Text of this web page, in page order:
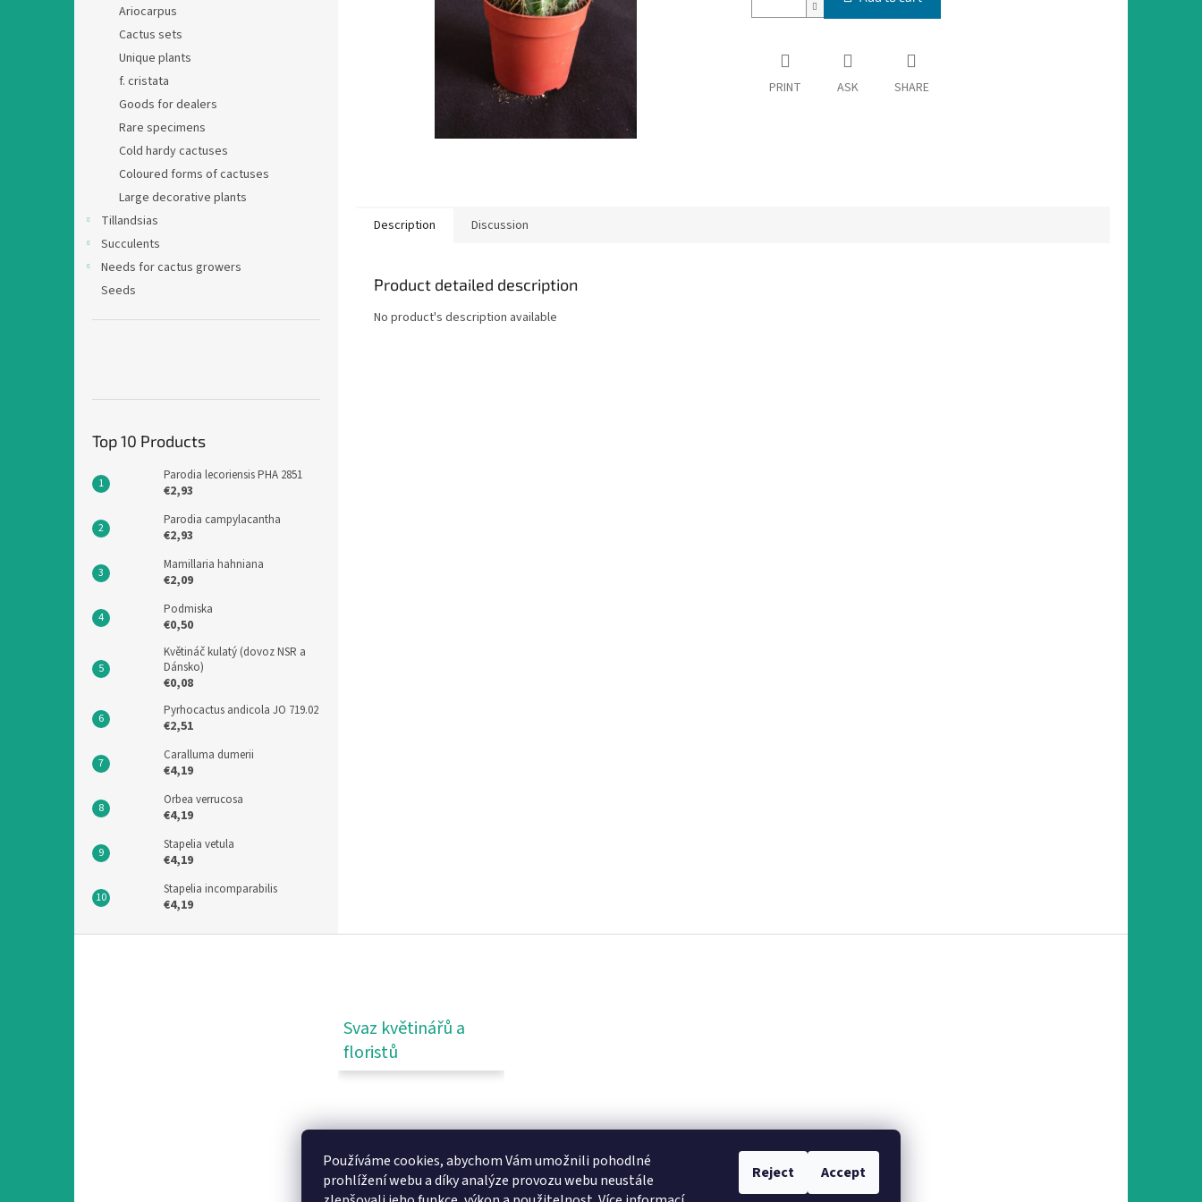
Používáme cookies, abychom Vám umožnili pohodlné
prohlížení webu a díky analýze provozu webu neustále
Reject Accept
Ariocarpus
Cactus sets
Unique plants
f. cristata
Goods for dealers
Rare specimens
Cold hardy cactuses
Coloured forms of cactuses
Large decorative plants
Tillandsias
Succulents
Needs for cactus growers
Seeds
Top 10 Products
Parodia lecoriensis PHA 2851
€2,93
Parodia campylacantha
€2,93
Mamillaria hahniana
€2,09
Podmiska
€0,50
Květináč kulatý (dovoz NSR a
Dánsko)
€0,08
Pyrhocactus andicola JO 719.02
€2,51
Caralluma dumerii
€4,19
Orbea verrucosa
€4,19
Stapelia vetula
€4,19
Stapelia incomparabilis
€4,19
PRINT ASK SHARE
Description Discussion
Product detailed description
No product's description available
Svaz květinářů a
floristů